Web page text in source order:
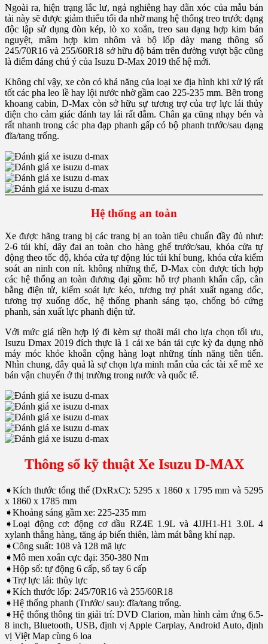
Ngoài ra, hiện trạng lắc lư, ngả nghiêng hay dằn xóc của mẫu bán
tải này sẽ được giảm thiểu tối đa nhờ mang hệ thống treo trước dạng
độc lập sử dụng đòn kép, lò xo xoắn, treo sau dạng hợp kim bán
nguyệt, mâm hợp kim nhôm và bộ lốp dày mang thông số
245/70R16 và 255/60R18 sở hữu độ bám trên đường vượt bậc cũng
là điểm đáng chú ý của Isuzu D-Max 2019 thế hệ mới.
Không chỉ vậy, xe còn có khả năng của loại xe địa hình khi xử lý rất
tốt các pha leo lề hay lội nước nhờ gầm cao 225-235 mm. Bên trong
khoang cabin, D-Max còn sở hữu sự tương trợ của trợ lực lái thủy
điện cho cảm giác đánh tay lái rất đằm. Chân ga cũng nhạy bén và
rất nhanh trong các pha đạp phanh gấp có bộ phanh trước/sau dạng
đĩa/tang trống.
Hệ thống an toàn
Xe được hãng trang bị các trang bị an toàn tiêu chuẩn đầy đủ như:
2-6 túi khí, dây đai an toàn cho hàng ghế trước/sau, khóa cửa tự
động theo tốc độ, khóa cửa tự động lúc túi khí bung, khóa cửa kiểm
soát an ninh con nít. không những thế, D-Max còn được tích hợp
các hệ thống an toàn đương đại gồm: hỗ trợ phanh khẩn cấp, cân
bằng điện tử, kiểm soát lực kéo, tương trợ phát xuất ngang dốc,
tương trợ xuống dốc, hệ thống phanh sáng tạo, chống bó cứng
phanh, sản xuất lực phanh điện tử.
Với mức giá tiền hợp lý đi kèm sự thoãi mái cho lựa chọn tối ưu,
Isuzu Dmax 2019 đích thực là 1 cái xe bán tải cực kỳ đa dụng nhờ
máy móc khỏe khoắn cộng hàng loạt những tính năng tiên tiến.
Nhìn chung, đây quả là sự chọn lựa minh mẫn của các tài xế mê xe
bán vận chuyển ở thị trường trong nước và quốc tế.
Thông số kỹ thuật Xe Isuzu D-MAX
➧Kích thước tổng thể (DxRxC): 5295 x 1860 x 1795 mm và 5295
x 1860 x 1785 mm
➧Khoảng sáng gầm xe: 225-235 mm
➧Loại động cơ: động cơ dầu RZ4E 1.9L và 4JJH1-H1 3.0L 4
xylanh thẳng hàng, tăng áp biến thiên, làm mát bằng khí nạp.
➧Công suất: 108 và 128 mã lực
➧Mô men xoắn cực đại: 350-380 Nm
➧Hộp số: tự động 6 cấp, số tay 6 cấp
➧Trợ lực lái: thủy lực
➧Kích thước lốp: 245/70R16 và 255/60R18
➧Hệ thống phanh (Trước/ sau): đĩa/tang trống.
➧Hệ thống thông tin giải trí: DVD Clarion, màn hình cảm ứng 6.5-
8 inch, Bluetooth, USB, định vị Apple Carplay, Android Auto, định
vị Việt Map cùng 6 loa